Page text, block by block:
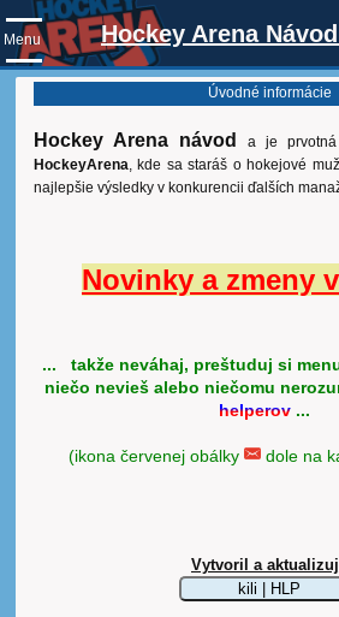
Menu Hockey Arena Návod
Úvodné informácie
Hockey Arena návod
a je
HockeyArena, kde sa staráš o hokejové
najlepšie výsledky v konkurencii ďalších
Novinky a zmeny
... takže neváhaj, preštuduj si
niečo nevieš alebo niečomu
helperov ...
(ikona červenej obálky dole na
Vytvoril a
kili | HLP